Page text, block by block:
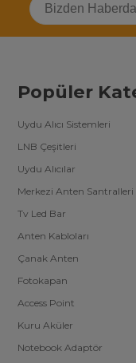
Boş CD veya DVD
arasından
Kalite:
Uyumluluk:
için mükemmel bir
taşınabilir bir formatta
Hemen boş CD ve DVD
Popüler
Uydu Alıcı Sistemleri
LNB Çeşitleri
Uydu Alıcılar
Merkezi Anten Santralleri
Tv Led Bar
Anten Kabloları
Çanak Anten
Fotokapan
Access Point
Kuru Aküler
Notebook Adaptör